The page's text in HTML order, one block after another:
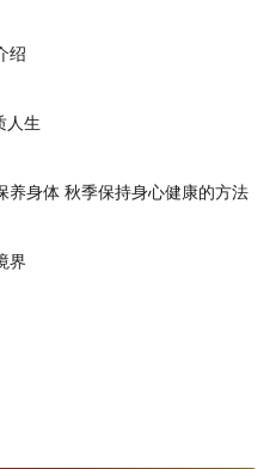
绍
人生
养身体 秋季保持身心健康的方法
界